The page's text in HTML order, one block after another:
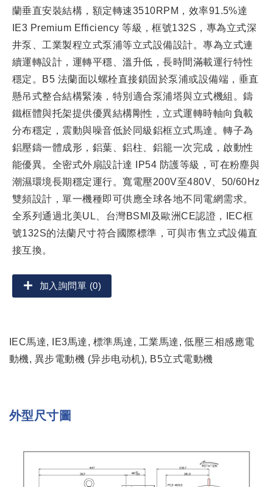
蘭垂直安裝結構，額定轉速3510RPM，效率91.5%達
IE3 Premium Efficiency 等級，框號132S，專為立式深
井泵、工業製程立式泵浦等立式設備設計。專為立式連
續運轉設計，運轉平穩、溫升低，長時間滿載運行特性
穩定。B5 法蘭面以螺栓直接鎖固於泵浦或設備端，垂直
懸吊式整合結構緊湊，特別適合泵浦塔與立式機組。鑄
鐵框體與托架提供優異結構剛性，立式運轉時軸向負載
分布穩定，震動與噪音低於同級鋁框立式馬達。轉子為
鋁壓鑄一體成形，鋁葉、鋁柱、鋁籠一次完成，啟動性
能優異。全密式外扇設計達 IP54 防護等級，可在粉塵與
潮濕環境長期穩定運行。寬電壓200V至480V、50/60Hz
雙頻設計，單一機種即可供應全球各地不同電網需求。
全系列通過北美UL、台灣BSMI及歐洲CE認證，IEC框
號132S的法蘭尺寸符合國際標準，可與市售立式設備直
接互換。
加入詢問單 (0)
IEC馬達, IE3馬達, 標準馬達, 工業馬達, 低壓三相感應電
動機, 異步電動機 (异步电动机), B5立式電動機
外型尺寸圖